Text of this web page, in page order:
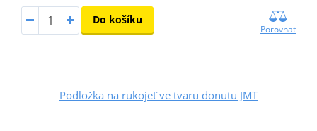
Do košíku
Porovnat
Podložka na rukojeť ve tvaru donutu JMT